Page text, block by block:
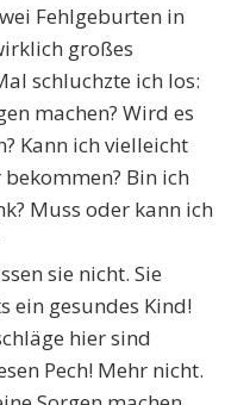
Fehlgeburten in
großes
schluchzte ich los:
machen? Wird es
Kann ich vielleicht
Bin ich
Muss oder kann ich
sie nicht. Sie
ein gesundes Kind!
hier sind
Pech! Mehr nicht.